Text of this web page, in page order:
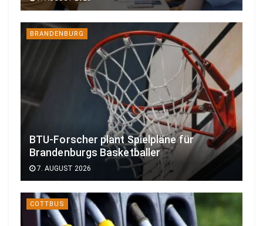
BRANDENBURG
BTU-Forscher plant Spielpläne für
Brandenburgs Basketballer
7. AUGUST 2026
COTTBUS